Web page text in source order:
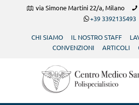
via Simone Martini 22/a, Milano
+39 3392135493
CHI SIAMO IL NOSTRO STAFF
CONVENZIONI
ARTICOLI